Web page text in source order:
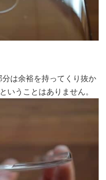
は余裕を持ってくり抜か
いうことはありません。